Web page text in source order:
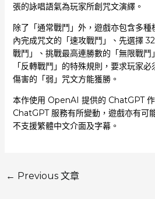
張的詠唱語氣為玩家所創咒文演繹。
除了「通常戰鬥」外，遊戲亦包含多
內完成咒文的「速攻戰鬥」、先選擇
戰鬥」、挑戰最高連勝數的「無限戰鬥
「反轉戰鬥」的特殊規則，要求玩家
傷害的「弱」咒文方能獲勝。
本作使用 OpenAI 提供的 ChatGPT
ChatGPT 服務有所變動，遊戲亦有可
不支援繁體中文介面及字幕。
← Previous 文章